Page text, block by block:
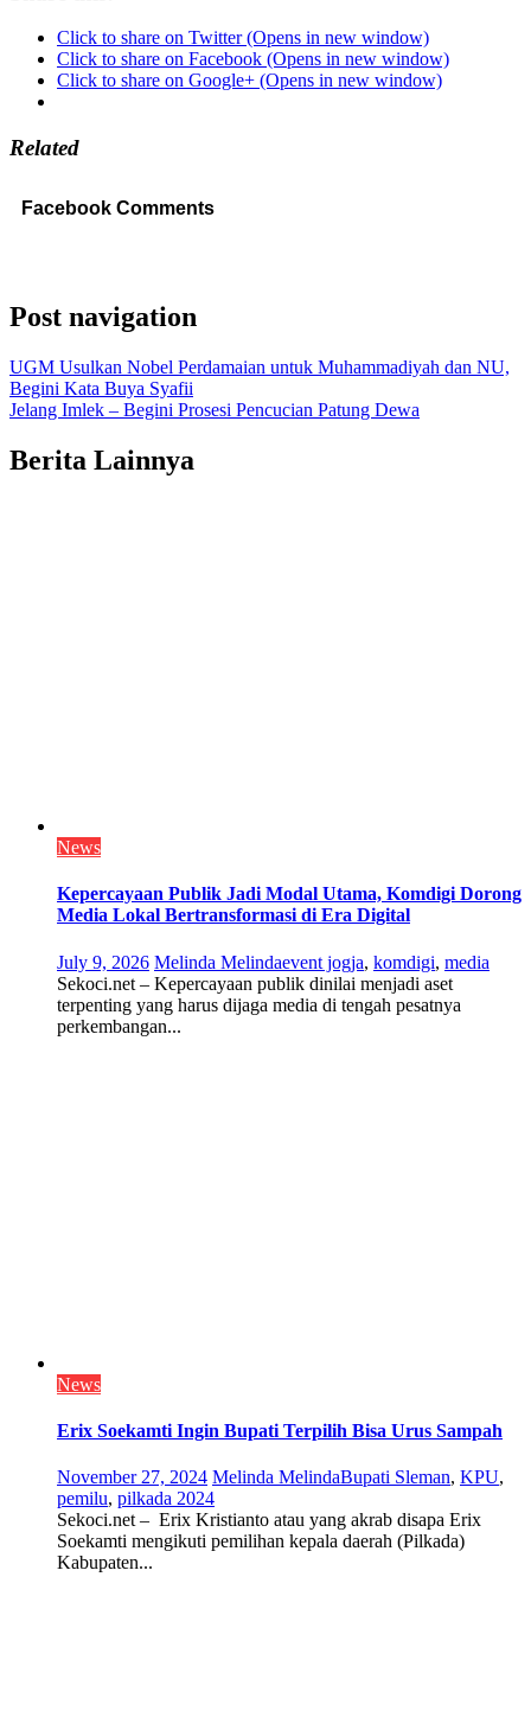
Click to share on Twitter (Opens in new window)
Click to share on Facebook (Opens in new window)
Click to share on Google+ (Opens in new window)
Related
Facebook Comments
Post navigation
UGM Usulkan Nobel Perdamaian untuk Muhammadiyah dan NU,
Begini Kata Buya Syafii
Jelang Imlek – Begini Prosesi Pencucian Patung Dewa
Berita Lainnya
News
Kepercayaan Publik Jadi Modal Utama, Komdigi Dorong
Media Lokal Bertransformasi di Era Digital
July 9, 2026 Melinda Melindaevent jogja, komdigi, media
Sekoci.net – Kepercayaan publik dinilai menjadi aset
terpenting yang harus dijaga media di tengah pesatnya
perkembangan...
News
Erix Soekamti Ingin Bupati Terpilih Bisa Urus Sampah
November 27, 2024 Melinda MelindaBupati Sleman, KPU,
pemilu, pilkada 2024
Sekoci.net – Erix Kristianto atau yang akrab disapa Erix
Soekamti mengikuti pemilihan kepala daerah (Pilkada)
Kabupaten...